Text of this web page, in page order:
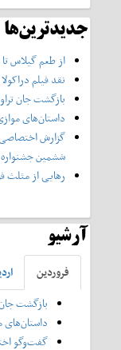
جدیدترین‌ها
از طعم گیلاس
نقد فیلم
بازگشت جان
داستان‌های موازی
گزارش اختصاصی
ششمین جشنواره
رهایی از مثلث
آرشیو
فروردين
بازگشت جان
داستان‌های
گفت‌وگو